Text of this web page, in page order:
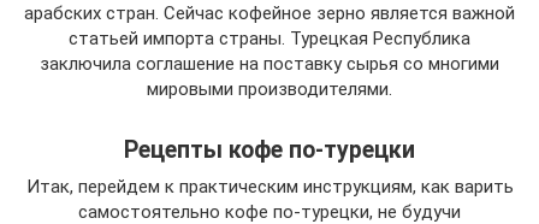
арабских стран. Сейчас кофейное зерно является важной
статьей импорта страны. Турецкая Республика
заключила соглашение на поставку сырья со многими
мировыми производителями.
Рецепты кофе по-турецки
Итак, перейдем к практическим инструкциям, как варить
самостоятельно кофе по-турецки, не будучи